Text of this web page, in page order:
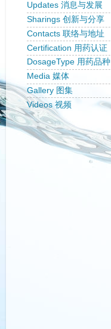
Updates 消息与发展
Sharings 创新与分享
Contacts 联络与地址
Certification 用药认证
DosageType 用药品种
Media 媒体
Gallery 图集
Videos 视频